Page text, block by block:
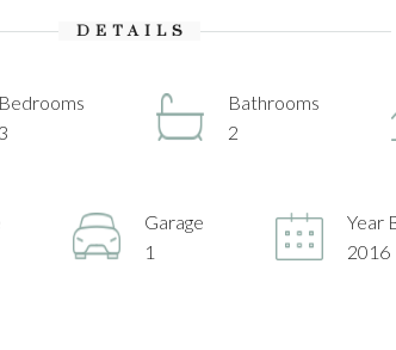
DETAILS
Bedrooms
3
Bathrooms
2
Garage
1
Year
2016